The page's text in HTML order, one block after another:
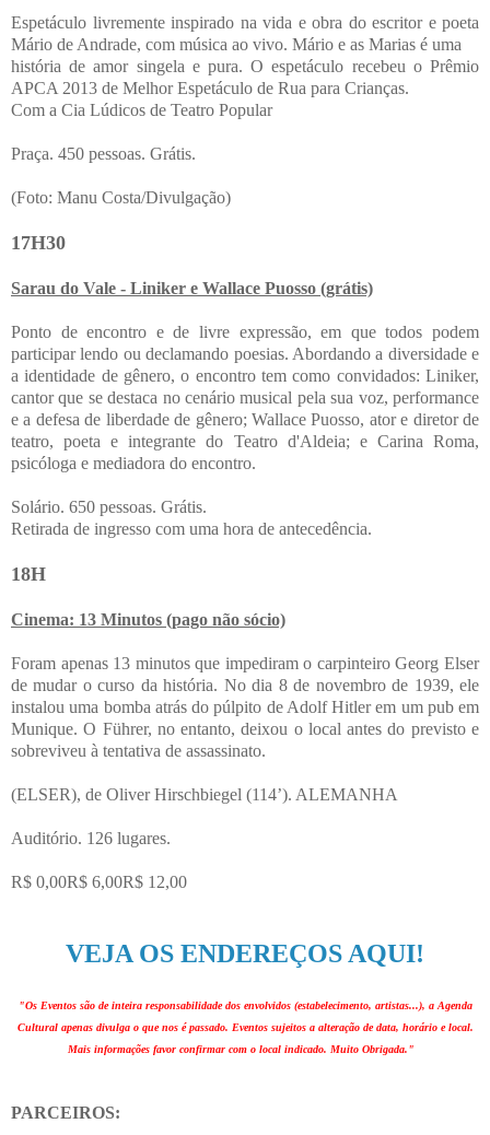
Espetáculo livremente inspirado na vida e obra do escritor e poeta
Mário de Andrade, com música ao vivo. Mário e as Marias é uma
história de amor singela e pura. O espetáculo recebeu o Prêmio
APCA 2013 de Melhor Espetáculo de Rua para Crianças.
Com a Cia Lúdicos de Teatro Popular
Praça. 450 pessoas. Grátis.
(Foto: Manu Costa/Divulgação)
17H30
Sarau do Vale - Liniker e Wallace Puosso (grátis)
Ponto de encontro e de livre expressão, em que todos podem
participar lendo ou declamando poesias. Abordando a diversidade e
a identidade de gênero, o encontro tem como convidados: Liniker,
cantor que se destaca no cenário musical pela sua voz, performance
e a defesa de liberdade de gênero; Wallace Puosso, ator e diretor de
teatro, poeta e integrante do Teatro d'Aldeia; e Carina Roma,
psicóloga e mediadora do encontro.
Solário. 650 pessoas. Grátis.
Retirada de ingresso com uma hora de antecedência.
18H
Cinema: 13 Minutos (pago não sócio)
Foram apenas 13 minutos que impediram o carpinteiro Georg Elser
de mudar o curso da história. No dia 8 de novembro de 1939, ele
instalou uma bomba atrás do púlpito de Adolf Hitler em um pub em
Munique. O Führer, no entanto, deixou o local antes do previsto e
sobreviveu à tentativa de assassinato.
(ELSER), de Oliver Hirschbiegel (114’). ALEMANHA
Auditório. 126 lugares.
R$ 0,00R$ 6,00R$ 12,00
VEJA OS ENDEREÇOS AQUI!
"Os Eventos são de inteira responsabilidade dos envolvidos (estabelecimento, artistas...), a Agenda
Cultural apenas divulga o que nos é passado. Eventos sujeitos a alteração de data, horário e local.
Mais informações favor confirmar com o local indicado. Muito Obrigada."
PARCEIROS: